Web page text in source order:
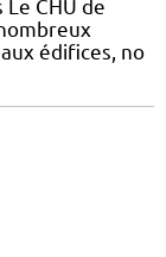
CHU de
édifices, no